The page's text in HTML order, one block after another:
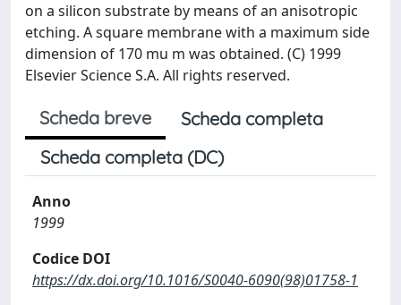
on a silicon substrate by means of an anisotropic
etching. A square membrane with a maximum side
dimension of 170 mu m was obtained. (C) 1999
Elsevier Science S.A. All rights reserved.
Scheda breve
Scheda completa
Scheda completa (DC)
Anno
1999
Codice DOI
https://dx.doi.org/10.1016/S0040-6090(98)01758-1